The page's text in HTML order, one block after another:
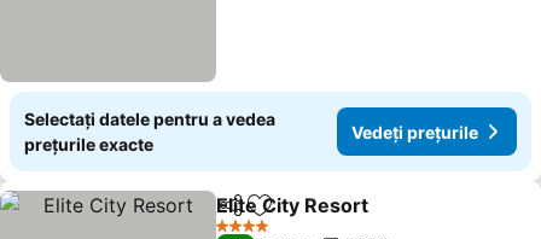
Selectați datele pentru a vedea
prețurile exacte
Vedeți prețurile
DistribuițiAdăugaţi la favorite
Elite City Resort
4 Stele